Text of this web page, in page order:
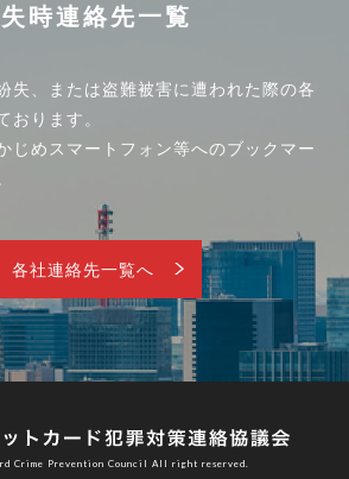
時連絡先一覧
失、または盗難被害に遭われた際の各
おります。
じめスマートフォン等へのブックマー
各社連絡先一覧へ
Crime Prevention Council All right reserved.